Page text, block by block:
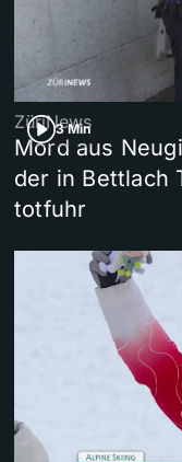
3 Min
ZüriNews
Mord aus
der in Bettlach
totfuhr